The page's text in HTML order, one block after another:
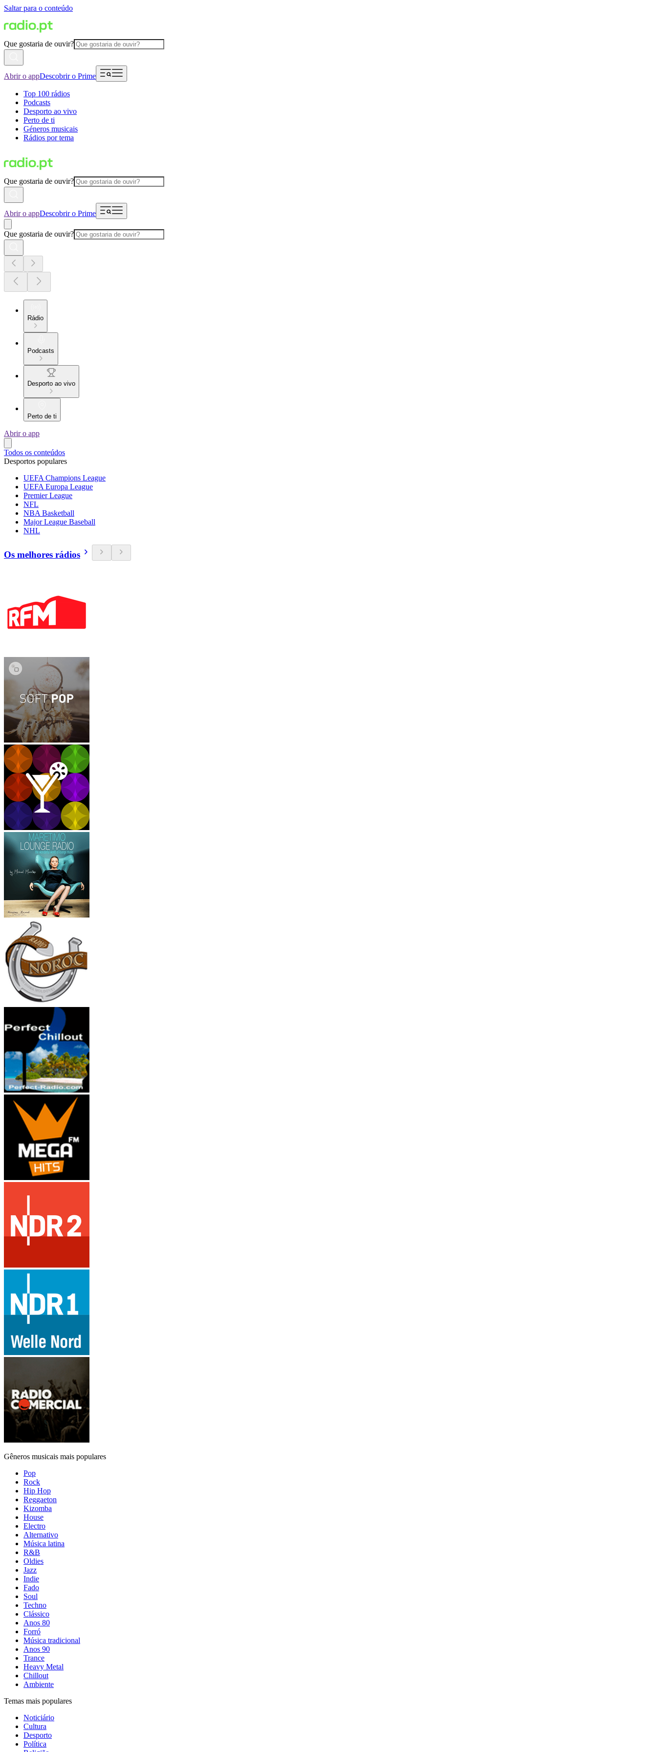
Saltar para o conteúdo
Que gostaria de ouvir?
Abrir o appDescobrir o Prime
Top 100 rádios
Podcasts
Desporto ao vivo
Perto de ti
Géneros musicais
Rádios por tema
Que gostaria de ouvir?
Abrir o appDescobrir o Prime
Que gostaria de ouvir?
Rádio
Podcasts
Desporto ao vivo
Perto de ti
Abrir o app
Todos os conteúdos
Desportos populares
UEFA Champions League
UEFA Europa League
Premier League
NFL
NBA Basketball
Major League Baseball
NHL
Os melhores rádios
Gêneros musicais mais populares
Pop
Rock
Hip Hop
Reggaeton
Kizomba
House
Electro
Alternativo
Música latina
R&B
Oldies
Jazz
Indie
Fado
Soul
Techno
Clássico
Anos 80
Forró
Música tradicional
Anos 90
Trance
Heavy Metal
Chillout
Ambiente
Temas mais populares
Noticiário
Cultura
Desporto
Política